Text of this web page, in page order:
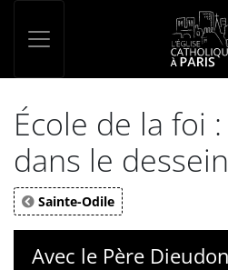
École de la foi :
dans le
Sainte-Odile
Avec le Père
Panneau de gestion des cookies